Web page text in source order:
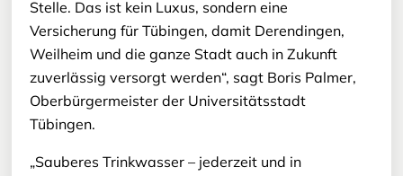
Stelle. Das ist kein Luxus, sondern eine
Versicherung für Tübingen, damit Derendingen,
Weilheim und die ganze Stadt auch in Zukunft
zuverlässig versorgt werden“, sagt Boris Palmer,
Oberbürgermeister der Universitätsstadt
Tübingen.
„Sauberes Trinkwasser – jederzeit und in